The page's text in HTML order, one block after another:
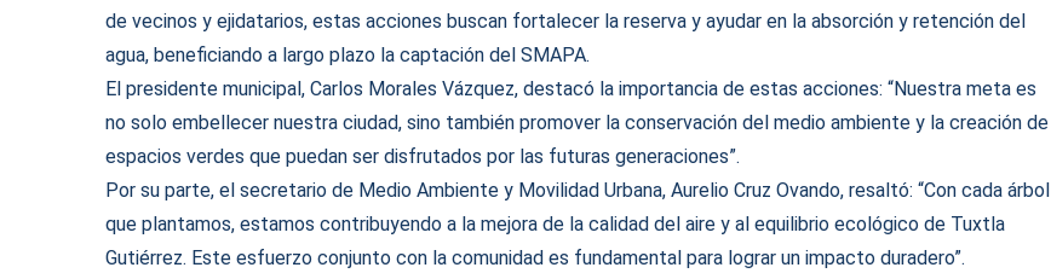
de vecinos y ejidatarios, estas acciones buscan fortalecer la reserva y ayudar en la absorción y retención del
agua, beneficiando a largo plazo la captación del SMAPA.
El presidente municipal, Carlos Morales Vázquez, destacó la importancia de estas acciones: “Nuestra meta es
no solo embellecer nuestra ciudad, sino también promover la conservación del medio ambiente y la creación de
espacios verdes que puedan ser disfrutados por las futuras generaciones”.
Por su parte, el secretario de Medio Ambiente y Movilidad Urbana, Aurelio Cruz Ovando, resaltó: “Con cada árbol
que plantamos, estamos contribuyendo a la mejora de la calidad del aire y al equilibrio ecológico de Tuxtla
Gutiérrez. Este esfuerzo conjunto con la comunidad es fundamental para lograr un impacto duradero”.